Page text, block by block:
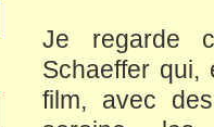
Je regarde
Schaeffer
film, avec